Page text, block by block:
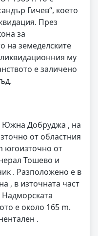
Гичев“, което
През
за
на земеделските
му
е заличено
Южна Добруджа , на
от областния
югоизточно от
Тошево и
. Разположено е в
, в източната част
е около 165 m.
.